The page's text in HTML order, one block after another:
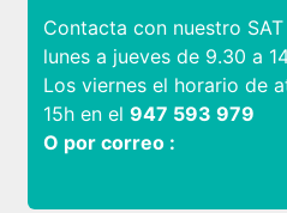
Contacta con nuestro
lunes a jueves de 9.30 a
Los viernes el horario de
15h en el 947 593 979
O por correo :